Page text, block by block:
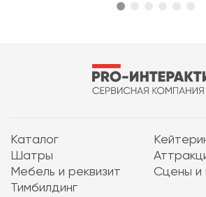
Каталог
Шатры
Мебель и реквизит
Сцены и
Тимбилдинг